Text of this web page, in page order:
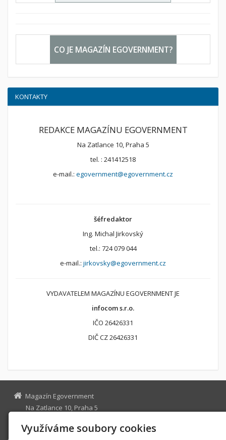
CO JE MAGAZÍN EGOVERNMENT?
KONTAKTY
REDAKCE MAGAZÍNU EGOVERNMENT
Na Zatlance 10, Praha 5
tel. : 241412518
e-mail.: egovernment@egovernment.cz
šéfredaktor
Ing. Michal Jirkovský
tel.: 724 079 044
e-mail.: jirkovsky@egovernment.cz
VYDAVATELEM MAGAZÍNU EGOVERNMENT JE
infocom s.r.o.
IČO 26426331
DIČ CZ 26426331
Magazín Egovernment
Na Zatlance 10, Praha 5
egovernment@egovernment.cz
Využíváme soubory cookies